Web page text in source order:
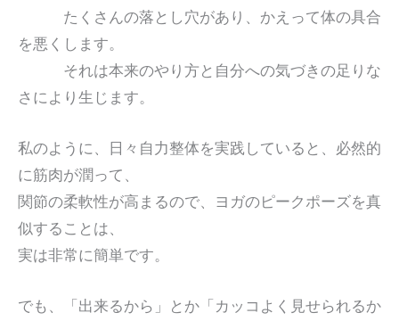
たくさんの落とし穴があり、かえって体の具合
を悪くします。
それは本来のやり方と自分への気づきの足りな
さにより生じます。
私のように、日々自力整体を実践していると、必然的
に筋肉が潤って、
関節の柔軟性が高まるので、ヨガのピークポーズを真
似することは、
実は非常に簡単です。
でも、「出来るから」とか「カッコよく見せられるか